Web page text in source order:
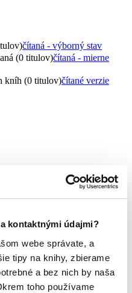
kontaktnými údajmi?
webe správate, a
tipy na knihy, zbierame
a bez nich by naša
toho používame
čítaná - výborný stav
(0 titulov)čítaná - mierne
kníh (0 titulov)čítané verzie